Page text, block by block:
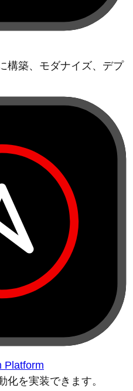
構築、モダナイズ、デプ
Platform
化を実装できます。